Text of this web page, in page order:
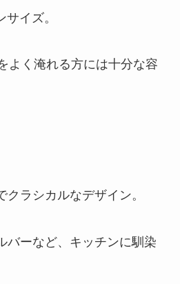
イズ。
よく淹れる方には十分な容
ラシカルなデザイン。
バーなど、キッチンに馴染